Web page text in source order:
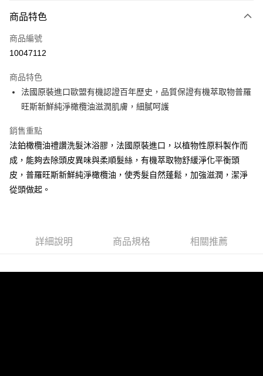
信用卡一次付款
超商取貨付款
Apple Pay
悠遊付
全盈+PAY
運送方式
全家取貨付款
每筆NT$60，滿NT$599(含以上)免運費
每筆NT$60，滿NT$599(含以上)免運費
商品特色
商品編號
10047112
商品特色
法國原裝進口歐盟有機認證百年歷史，品質保證有機萃取物普羅
旺斯新鮮純淨橄欖油滋潤肌膚，細膩呵護
銷售重點
法鉑橄欖油禮讚洗髮沐浴膠，法國原裝進口，以植物性原料製作而
成，能夠去除頭皮異味與柔順髮絲，有機萃取物舒緩淨化平衡頭
皮，普羅旺斯新鮮純淨橄欖油，使秀髮自然蓬鬆，加強滋潤，潔淨
從頭做起。
詳細說明 商品規格 相關推薦